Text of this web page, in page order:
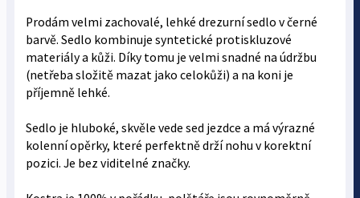
Prodám velmi zachovalé, lehké drezurní sedlo v černé
barvě. Sedlo kombinuje syntetické protiskluzové
materiály a kůži. Díky tomu je velmi snadné na údržbu
(netřeba složitě mazat jako celokůži) a na koni je
příjemně lehké.
Sedlo je hluboké, skvěle vede sed jezdce a má výrazné
kolenní opěrky, které perfektně drží nohu v korektní
pozici. Je bez viditelné značky.